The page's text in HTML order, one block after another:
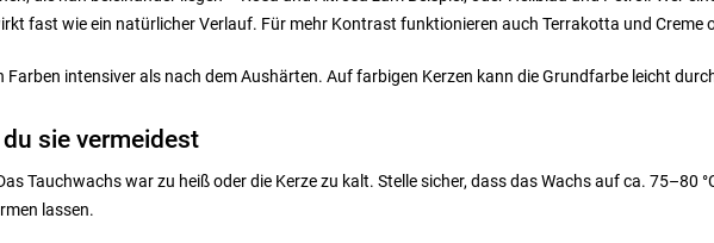
fast wie ein natürlicher Verlauf. Für mehr Kontrast funktionieren auch Terrakotta und Creme
Farben intensiver als nach dem Aushärten. Auf farbigen Kerzen kann die Grundfarbe leicht
sie vermeidest
Tauchwachs war zu heiß oder die Kerze zu kalt. Stelle sicher, dass das Wachs auf ca. 75–80
lassen.